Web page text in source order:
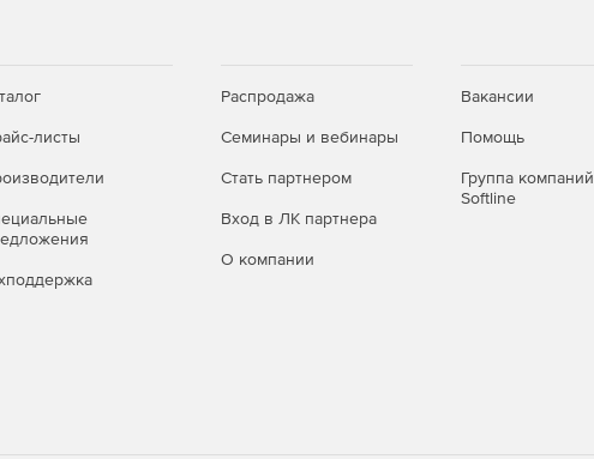
листы
Распродажа
Семинары и вебинары
Стать партнером
Вход в ЛК партнера
О компании
Вакансии
Помощь
Группа компаний
Softline